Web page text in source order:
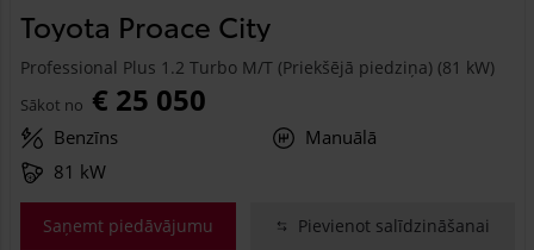
Toyota Proace City
Professional Plus 1.2 Turbo M/T (Priekšējā piedziņa) (81 kW)
Sākot no € 25 050
Benzīns
Manuālā
81 kW
Saņemt piedāvājumu Pievienot salīdzināšanai